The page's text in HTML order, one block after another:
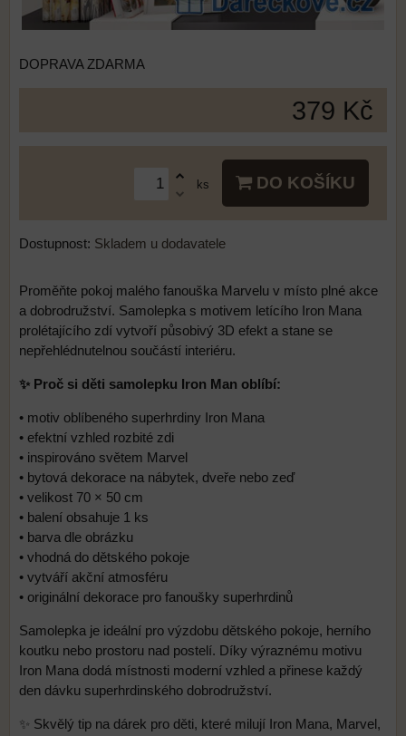
DOPRAVA ZDARMA
379 Kč
ks DO KOŠÍKU
Dostupnost: Skladem u dodavatele
Proměňte pokoj malého fanouška Marvelu v místo plné akce
a dobrodružství. Samolepka s motivem letícího Iron Mana
prolétajícího zdí vytvoří působivý 3D efekt a stane se
nepřehlédnutelnou součástí interiéru.
✨ Proč si děti samolepku Iron Man oblíbí:
• motiv oblíbeného superhrdiny Iron Mana
• efektní vzhled rozbité zdi
• inspirováno světem Marvel
• bytová dekorace na nábytek, dveře nebo zeď
• velikost 70 × 50 cm
• balení obsahuje 1 ks
• barva dle obrázku
• vhodná do dětského pokoje
• vytváří akční atmosféru
• originální dekorace pro fanoušky superhrdinů
Samolepka je ideální pro výzdobu dětského pokoje, herního
koutku nebo prostoru nad postelí. Díky výraznému motivu
Iron Mana dodá místnosti moderní vzhled a přinese každý
den dávku superhrdinského dobrodružství.
✨ Skvělý tip na dárek pro děti, které milují Iron Mana, Marvel,